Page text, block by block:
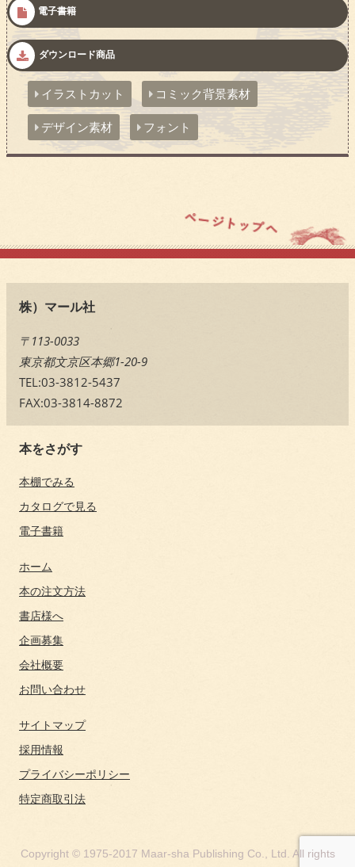
電子書籍
ダウンロード商品
イラストカット コミック背景素材
デザイン素材 フォント
株）マール社
〒113-0033
東京都文京区本郷1-20-9
TEL:03-3812-5437
FAX:03-3814-8872
本をさがす
本棚でみる
カタログで見る
電子書籍
ホーム
本の注文方法
書店様へ
企画募集
会社概要
お問い合わせ
サイトマップ
採用情報
プライバシーポリシー
特定商取引法
Copyright © 1975-2017 Maar-sha Publishing Co., Ltd. All rights